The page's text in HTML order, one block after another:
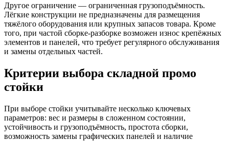
Другое ограничение — ограниченная грузоподъёмность.
Лёгкие конструкции не предназначены для размещения
тяжёлого оборудования или крупных запасов товара. Кроме
того, при частой сборке-разборке возможен износ крепёжных
элементов и панелей, что требует регулярного обслуживания
и замены отдельных частей.
Критерии выбора складной промо
стойки
При выборе стойки учитывайте несколько ключевых
параметров: вес и размеры в сложенном состоянии,
устойчивость и грузоподъёмность, простота сборки,
возможность замены графических панелей и наличие